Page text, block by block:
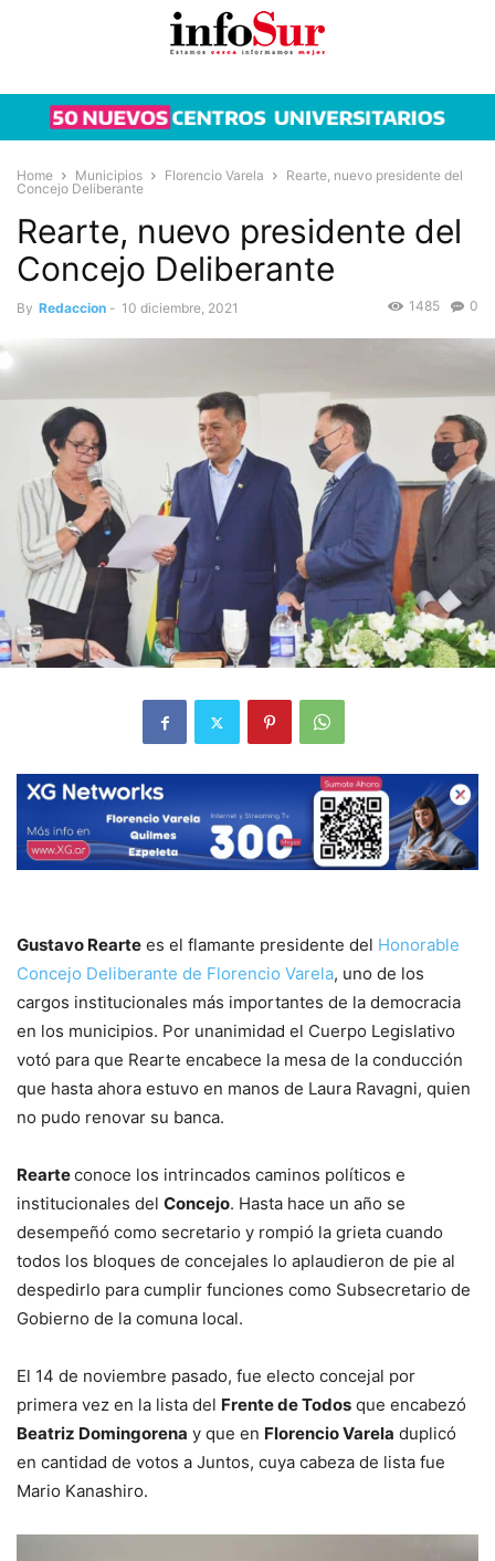
Home Municipios Florencio Varela
Rearte, nuevo presidente del
Concejo Deliberante
Rearte, nuevo presidente del
Concejo Deliberante
By Redaccion - 10 diciembre, 2021 0
1485
Gustavo Rearte es el flamante presidente del Honorable
Concejo Deliberante de Florencio Varela, uno de los
cargos institucionales más importantes de la democracia
en los municipios. Por unanimidad el Cuerpo Legislativo
votó para que Rearte encabece la mesa de la conducción
que hasta ahora estuvo en manos de Laura Ravagni, quien
no pudo renovar su banca.
Rearteconoce los intrincados caminos políticos e
institucionales del Concejo. Hasta hace un año se
desempeñó como secretario y rompió la grieta cuando
todos los bloques de concejales lo aplaudieron de pie al
despedirlo para cumplir funciones como Subsecretario de
Gobierno de la comuna local.
El 14 de noviembre pasado, fue electo concejal por
primera vez en la lista del Frente de Todos que encabezó
Beatriz Domingorena y que en Florencio Varela duplicó
en cantidad de votos a Juntos, cuya cabeza de lista fue
Mario Kanashiro.